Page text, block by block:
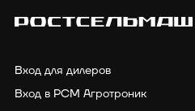
Вход для дилеров
Вход в РСМ Агротроник